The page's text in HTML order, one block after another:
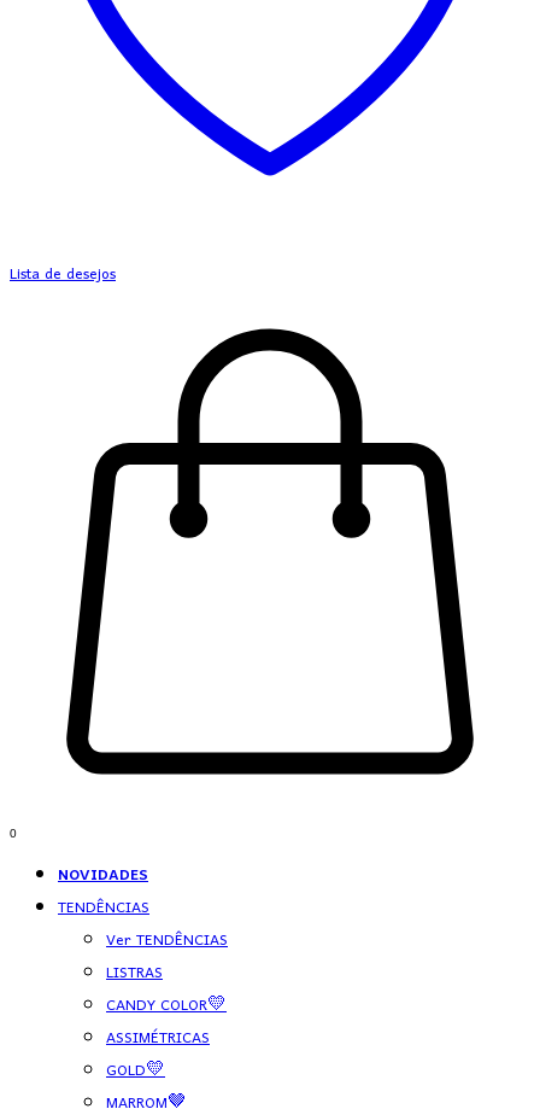
Lista de desejos
0
NOVIDADES
TENDÊNCIAS
Ver TENDÊNCIAS
LISTRAS
CANDY COLOR💛
ASSIMÉTRICAS
GOLD💛